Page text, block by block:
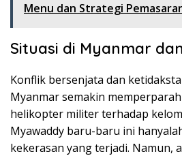
Menu dan Strategi
Situasi di Myanmar
Konflik bersenjata dan
Myanmar semakin
helikopter militer terhadap
Myawaddy baru-baru ini
kekerasan yang terjadi. Namun,